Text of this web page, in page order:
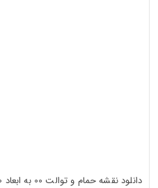
دانلود نقشه حمام و توالت 00 به ابعاد 00 × متر (کد27090)